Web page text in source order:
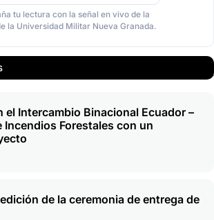
tu lectura con la señal en vivo de la
la Universidad Militar Nueva Granada.
el Intercambio Binacional Ecuador –
Incendios Forestales con un
de la ceremonia de entrega de